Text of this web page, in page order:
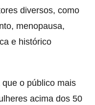
diversos, como
menopausa,
e histórico
o público mais
acima dos 50